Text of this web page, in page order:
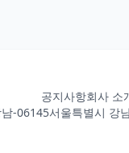
공지사항회사 소
-06145서울특별시 강